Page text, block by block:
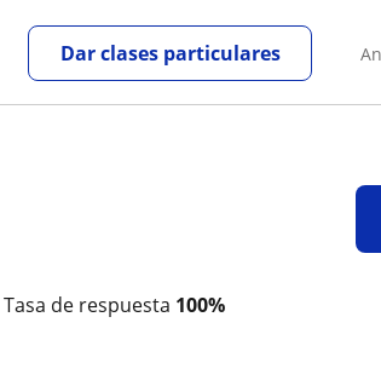
Dar clases particulares
Tasa de respuesta 100%